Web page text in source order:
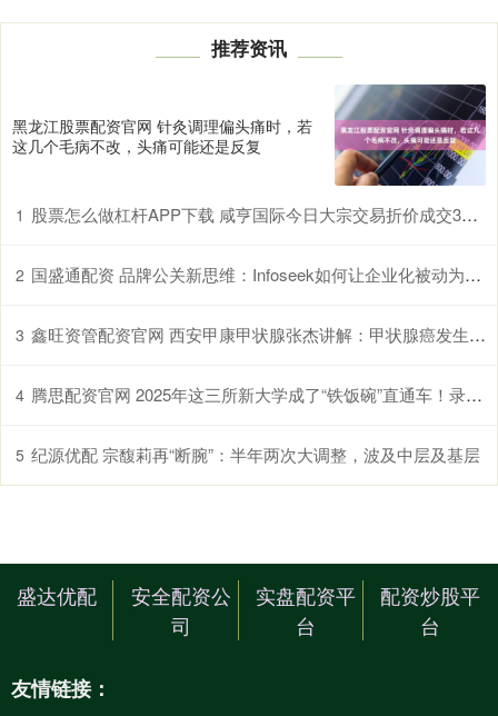
推荐资讯
黑龙江股票配资官网 针灸调理偏头痛时，若
这几个毛病不改，头痛可能还是反复
1 股票怎么做杠杆APP下载 咸亨国际今日大宗交易折价成交359.4万股，成交额5337.12万元
2 国盛通配资 品牌公关新思维：Infoseek如何让企业化被动为主动
3 鑫旺资管配资官网 西安甲康甲状腺张杰讲解：甲状腺癌发生与3个因素有关，第一个最明显，却最易忽略！
4 腾思配资官网 2025年这三所新大学成了“铁饭碗”直通车！录取分不高，就业率却超高！26考生请收好
5 纪源优配 宗馥莉再“断腕”：半年两次大调整，波及中层及基层
盛达优配
安全配资公
司
实盘配资平
台
配资炒股平
台
友情链接：